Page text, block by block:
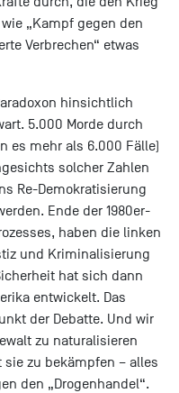
„Kampf gegen den
Verbrechen“ etwas
hinsichtlich
5.000 Morde durch
es mehr als 6.000 Fälle)
solcher Zahlen
Re-Demokratisierung
Ende der 1980er-
haben die linken
und Kriminalisierung
hat sich dann
entwickelt. Das
der Debatte. Und wir
zu naturalisieren
zu bekämpfen – alles
den „Drogenhandel“.